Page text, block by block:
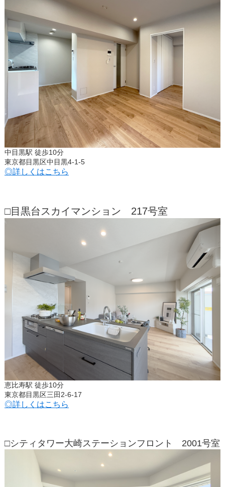
中目黒駅 徒歩10分
東京都目黒区中目黒4-1-5
◎詳しくはこちら
□目黒台スカイマンション 217号室
恵比寿駅 徒歩10分
東京都目黒区三田2-6-17
◎詳しくはこちら
□シティタワー大崎ステーションフロント 2001号室